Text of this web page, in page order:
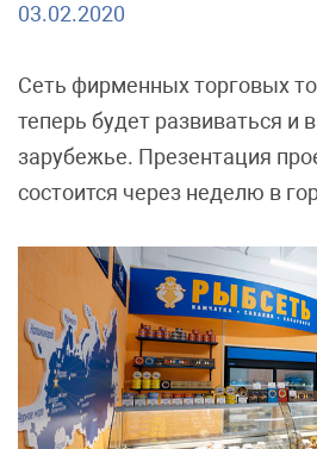
03.02.2020
Сеть фирменных торговых
теперь будет развиваться и
зарубежье. Презентация
состоится через неделю в